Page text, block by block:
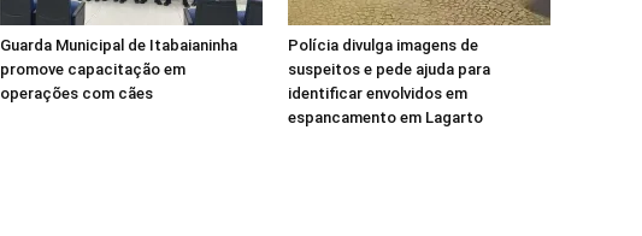
Guarda Municipal de Itabaianinha
promove capacitação em
operações com cães
Polícia divulga imagens de
suspeitos e pede ajuda para
identificar envolvidos em
espancamento em Lagarto